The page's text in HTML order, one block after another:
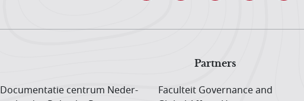
Partners
Documentatie centrum Neder­
Faculteit Governance and